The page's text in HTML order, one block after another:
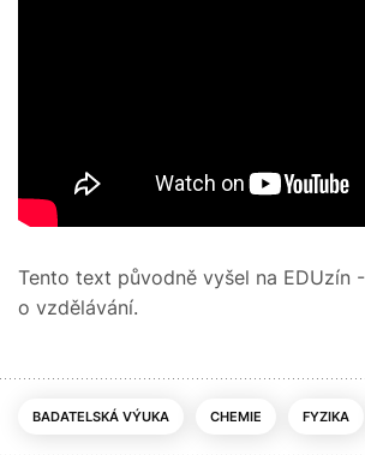
Tento text původně vyšel na EDUzín
o vzdělávání.
BADATELSKÁ VÝUKA CHEMIE FYZIKA